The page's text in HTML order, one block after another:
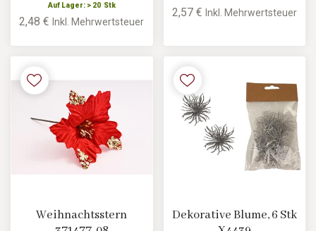
Auf Lager: > 20 Stk
2,48 €Inkl. Mehrwertsteuer
2,57 € Inkl. Mehrwertsteuer
Weihnachtsstern
Dekorative Blume, 6 Stk